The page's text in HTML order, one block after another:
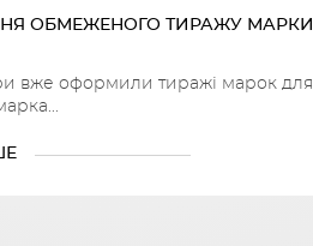
ОБМЕЖЕНОГО ТИРАЖУ МАРКИ
вже оформили тиражі марок для